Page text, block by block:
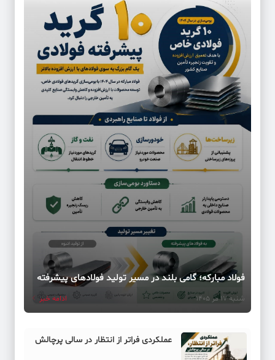
فولاد مبارکه؛ گامی بلند در مسیر تولید فولادهای پیشرفته
شنبه 17 مر 1405 ادامه خبر
عملکردی فراتر از انتظار در سالی پرچالش